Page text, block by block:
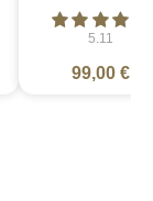
5.11
99,00 €